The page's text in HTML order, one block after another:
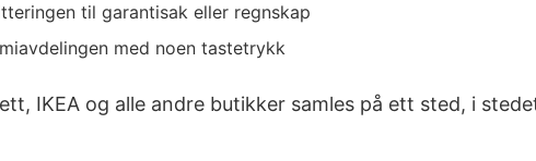
til garantisak eller regnskap
med noen tastetrykk
IKEA og alle andre butikker samles på ett sted, i